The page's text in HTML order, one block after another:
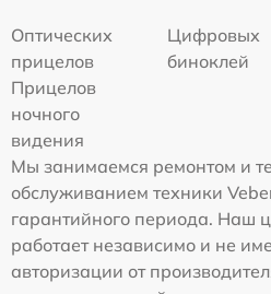
Оптических
прицелов
Цифровых
биноклей
Прицелов
ночного
видения
Мы занимаемся ремонтом и
обслуживанием техники
гарантийного периода. Наш
работает независимо и не
авторизации от